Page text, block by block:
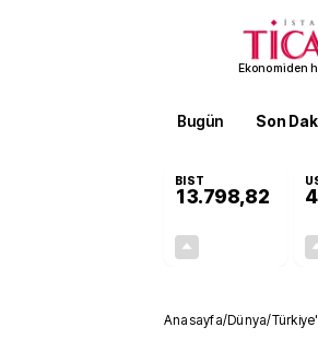
Ekonomiden
Bugün Son
BIST
13.798,82
Anasayfa/Dünya/